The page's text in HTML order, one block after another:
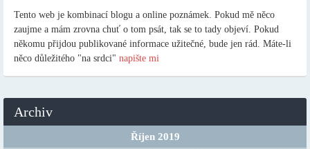
Tento web je kombinací blogu a online poznámek. Pokud mě něco
zaujme a mám zrovna chuť o tom psát, tak se to tady objeví. Pokud
někomu přijdou publikované informace užitečné, bude jen rád. Máte-li
něco důležitého "na srdci" napište mi
Archiv
Říjen 2019